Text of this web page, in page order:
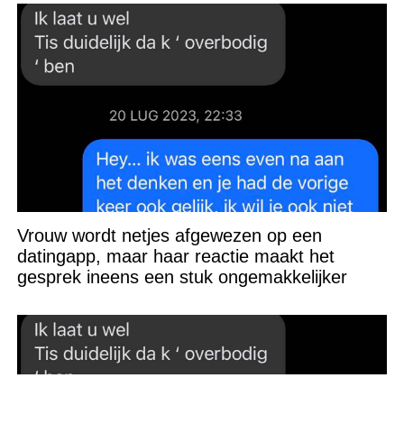
Vrouw wordt netjes afgewezen op een
datingapp, maar haar reactie maakt het
gesprek ineens een stuk ongemakkelijker